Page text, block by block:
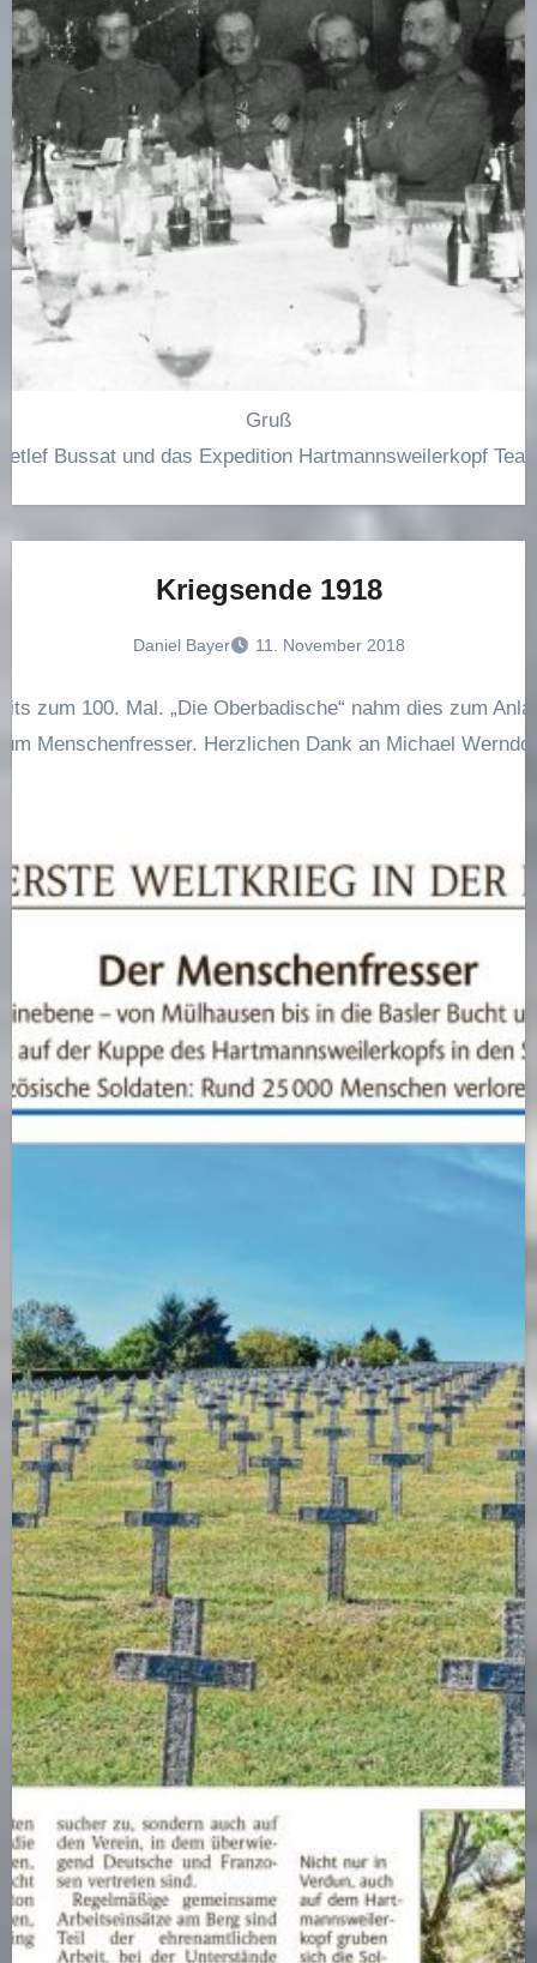
Gruß
Bussat und das Expedition Hartmannsweilerkopf
Kriegsende 1918
Daniel Bayer 11. November 2018
zum 100. Mal. „Die Oberbadische“ nahm dies zum
Menschenfresser. Herzlichen Dank an Michael